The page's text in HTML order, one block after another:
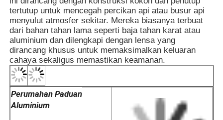
APLIKASI
· Silo Gandum & Pabrik Tepung
· Rig Pengeboran Lepas Pantai
· Stasiun LNG
· Infrastruktur Tambang & Terowongan
· Gudang Penyimpanan Berbahaya
· Zona 1 dan Zona 2
tertutup untuk mencegah percikan api atau busur api
menyulut atmosfer sekitar. Mereka biasanya terbuat
dari bahan tahan lama seperti baja tahan karat atau
aluminium dan dilengkapi dengan lensa yang
dirancang khusus untuk memaksimalkan keluaran
cahaya sekaligus memastikan keamanan.
Perumahan Paduan
Aluminium